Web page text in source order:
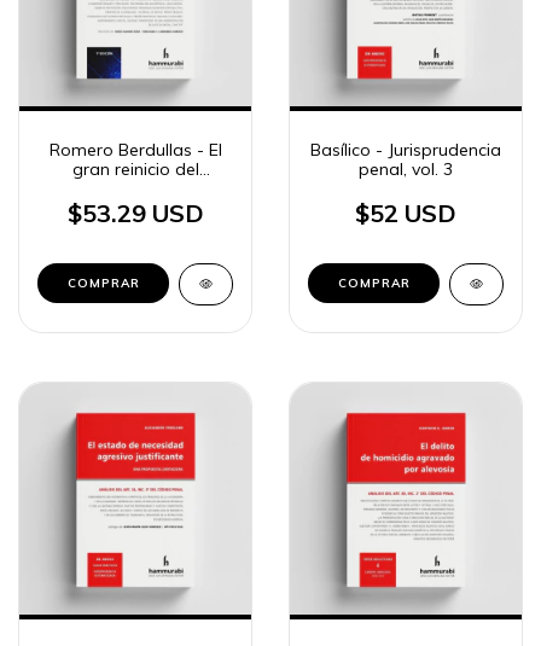
Romero Berdullas - El
gran reinicio del
$53.29 USD
COMPRAR
Basílico - Jurisprudencia
penal, vol. 3
$52 USD
COMPRAR